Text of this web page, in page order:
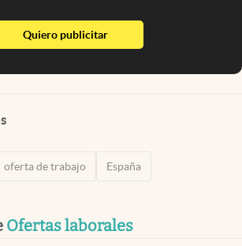
Quiero publicitarabre en nueva pestaña
oferta de trabajo España
Ofertas laborales